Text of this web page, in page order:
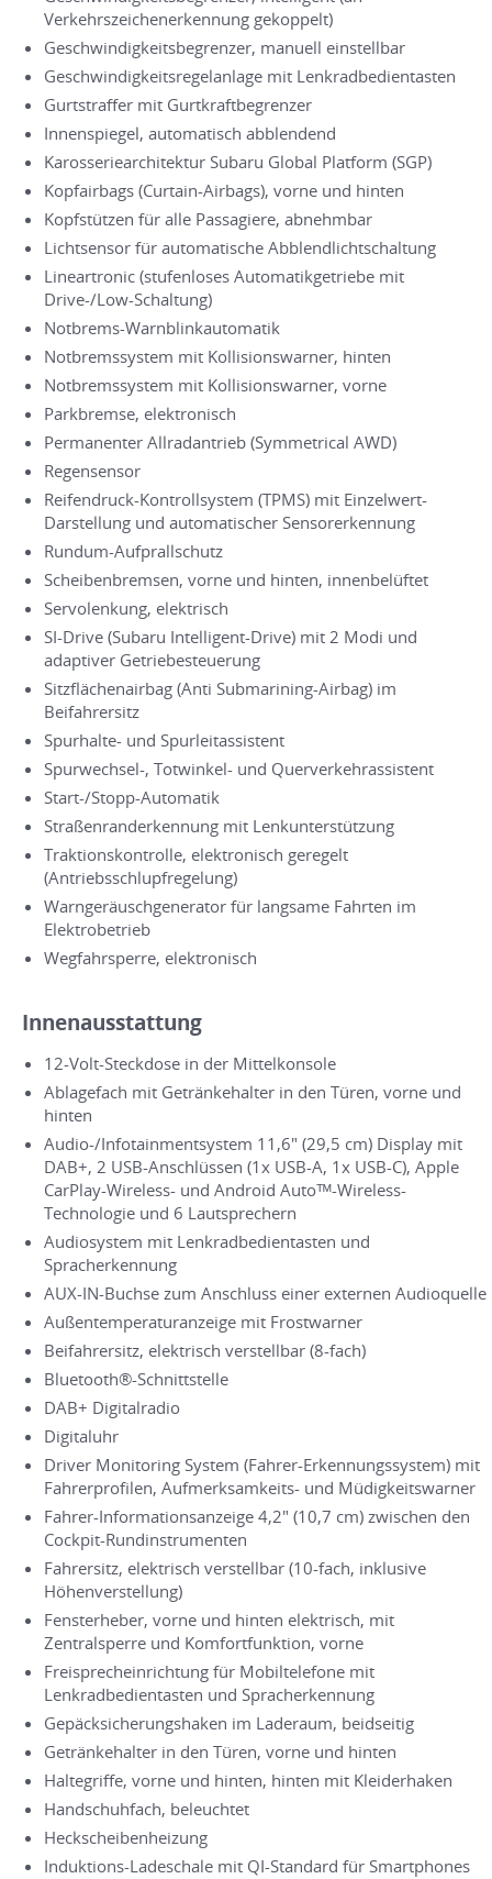
Verkehrszeichenerkennung gekoppelt)
Geschwindigkeitsbegrenzer, manuell einstellbar
Geschwindigkeitsregelanlage mit Lenkradbedientasten
Gurtstraffer mit Gurtkraftbegrenzer
Innenspiegel, automatisch abblendend
Karosseriearchitektur Subaru Global Platform (SGP)
Kopfairbags (Curtain-Airbags), vorne und hinten
Kopfstützen für alle Passagiere, abnehmbar
Lichtsensor für automatische Abblendlichtschaltung
Lineartronic (stufenloses Automatikgetriebe mit
Drive-/Low-Schaltung)
Notbrems-Warnblinkautomatik
Notbremssystem mit Kollisionswarner, hinten
Notbremssystem mit Kollisionswarner, vorne
Parkbremse, elektronisch
Permanenter Allradantrieb (Symmetrical AWD)
Regensensor
Reifendruck-Kontrollsystem (TPMS) mit Einzelwert-
Darstellung und automatischer Sensorerkennung
Rundum-Aufprallschutz
Scheibenbremsen, vorne und hinten, innenbelüftet
Servolenkung, elektrisch
SI-Drive (Subaru Intelligent-Drive) mit 2 Modi und
adaptiver Getriebesteuerung
Sitzflächenairbag (Anti Submarining-Airbag) im
Beifahrersitz
Spurhalte- und Spurleitassistent
Spurwechsel-, Totwinkel- und Querverkehrassistent
Start-/Stopp-Automatik
Straßenranderkennung mit Lenkunterstützung
Traktionskontrolle, elektronisch geregelt
(Antriebsschlupfregelung)
Warngeräuschgenerator für langsame Fahrten im
Elektrobetrieb
Wegfahrsperre, elektronisch
Innenausstattung
12-Volt-Steckdose in der Mittelkonsole
Ablagefach mit Getränkehalter in den Türen, vorne und
hinten
Audio-/Infotainmentsystem 11,6" (29,5 cm) Display mit
DAB+, 2 USB-Anschlüssen (1x USB-A, 1x USB-C), Apple
CarPlay-Wireless- und Android Autoᵀᴹ-Wireless-
Technologie und 6 Lautsprechern
Audiosystem mit Lenkradbedientasten und
Spracherkennung
AUX-IN-Buchse zum Anschluss einer externen Audioquelle
Außentemperaturanzeige mit Frostwarner
Beifahrersitz, elektrisch verstellbar (8-fach)
Bluetooth®-Schnittstelle
DAB+ Digitalradio
Digitaluhr
Driver Monitoring System (Fahrer-Erkennungssystem) mit
Fahrerprofilen, Aufmerksamkeits- und Müdigkeitswarner
Fahrer-Informationsanzeige 4,2" (10,7 cm) zwischen den
Cockpit-Rundinstrumenten
Fahrersitz, elektrisch verstellbar (10-fach, inklusive
Höhenverstellung)
Fensterheber, vorne und hinten elektrisch, mit
Zentralsperre und Komfortfunktion, vorne
Freisprecheinrichtung für Mobiltelefone mit
Lenkradbedientasten und Spracherkennung
Gepäcksicherungshaken im Laderaum, beidseitig
Getränkehalter in den Türen, vorne und hinten
Haltegriffe, vorne und hinten, hinten mit Kleiderhaken
Handschuhfach, beleuchtet
Heckscheibenheizung
Induktions-Ladeschale mit QI-Standard für Smartphones